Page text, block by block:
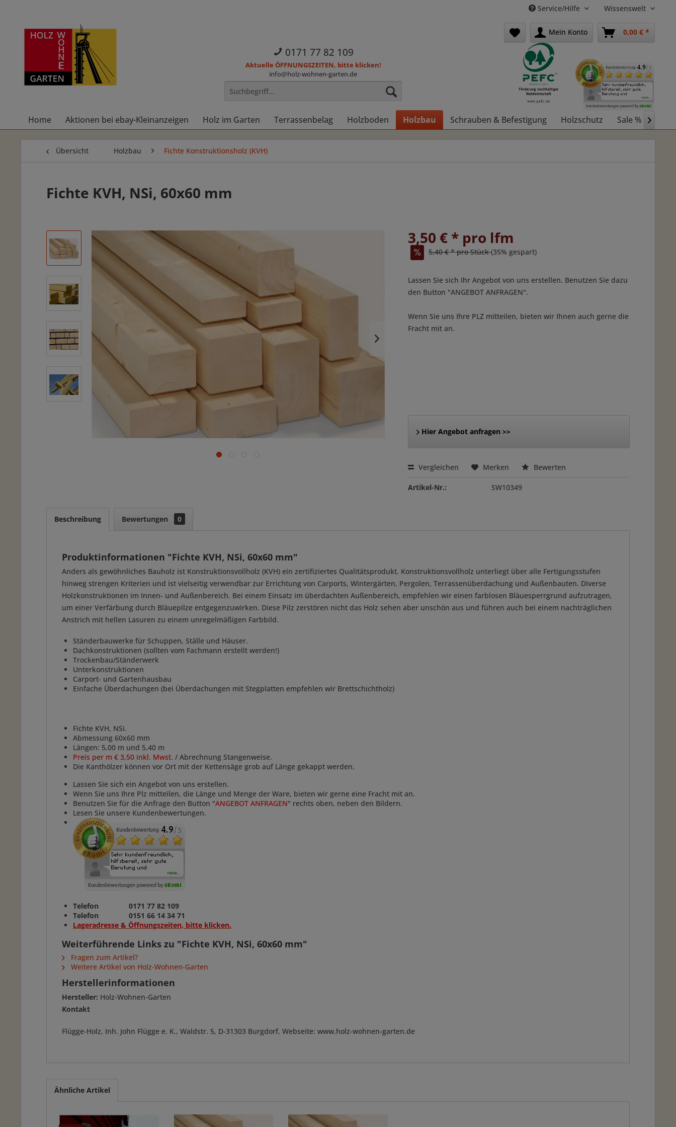
Service/Hilfe Wissenswelt
Mein Konto 0,00 € *
0171 77 82 109
Aktuelle ÖFFNUNGSZEITEN, bitte klicken!
info@holz-wohnen-garten.de
Home Aktionen bei ebay-Kleinanzeigen Holz im Garten Terrassenbelag Holzboden Holzbau Schrauben & Befestigung Holzschutz Sale % 
Übersicht Holzbau Fichte Konstruktionsholz (KVH)
Fichte KVH, NSi, 60x60 mm
3,50 € * pro lfm
5,40 € * pro Stück(35% gespart)
Lassen Sie sich Ihr Angebot von uns erstellen. Benutzen Sie dazu
den Button "ANGEBOT ANFRAGEN".
Wenn Sie uns Ihre PLZ mitteilen, bieten wir Ihnen auch gerne die
Fracht mit an.
Hier Angebot anfragen >>
Vergleichen Merken Bewerten
Artikel-Nr.: SW10349
Beschreibung Bewertungen 0
Produktinformationen "Fichte KVH, NSi, 60x60 mm"
Anders als gewöhnliches Bauholz ist Konstruktionsvollholz (KVH) ein zertifiziertes Qualitätsprodukt. Konstruktionsvollholz unterliegt über alle Fertigungsstufen
hinweg strengen Kriterien und ist vielseitig verwendbar zur Errichtung von Carports, Wintergärten, Pergolen, Terrassenüberdachung und Außenbauten. Diverse
Holzkonstruktionen im Innen- und Außenbereich. Bei einem Einsatz im überdachten Außenbereich, empfehlen wir einen farblosen Bläuesperrgrund aufzutragen,
um einer Verfärbung durch Bläuepilze entgegenzuwirken. Diese Pilz zerstören nicht das Holz sehen aber unschön aus und führen auch bei einem nachträglichen
Anstrich mit hellen Lasuren zu einem unregelmäßigen Farbbild.
Ständerbauwerke für Schuppen, Ställe und Häuser.
Dachkonstruktionen (sollten vom Fachmann erstellt werden!)
Trockenbau/Ständerwerk
Unterkonstruktionen
Carport- und Gartenhausbau
Einfache Überdachungen (bei Überdachungen mit Stegplatten empfehlen wir Brettschichtholz)
Fichte KVH, NSi.
Abmessung 60x60 mm
Längen: 5,00 m und 5,40 m
Preis per m € 3,50 inkl. Mwst. / Abrechnung Stangenweise.
Die Kanthölzer können vor Ort mit der Kettensäge grob auf Länge gekappt werden.
Lassen Sie sich ein Angebot von uns erstellen.
Wenn Sie uns Ihre Plz mitteilen, die Länge und Menge der Ware, bieten wir gerne eine Fracht mit an.
Benutzen Sie für die Anfrage den Button "ANGEBOT ANFRAGEN" rechts oben, neben den Bildern.
Lesen Sie unsere Kundenbewertungen.
Telefon 0171 77 82 109
Telefon 0151 66 14 34 71
Lageradresse & Öffnungszeiten, bitte klicken.
Weiterführende Links zu "Fichte KVH, NSi, 60x60 mm"
Fragen zum Artikel?
Weitere Artikel von Holz-Wohnen-Garten
Herstellerinformationen
Hersteller: Holz-Wohnen-Garten
Kontakt
Flügge-Holz, Inh. John Flügge e. K., Waldstr. 5, D-31303 Burgdorf, Webseite: www.holz-wohnen-garten.de
Ähnliche Artikel